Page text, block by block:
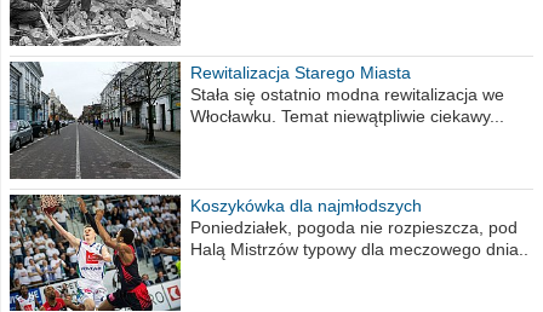
Rewitalizacja Starego Miasta
Stała się ostatnio modna rewitalizacja we
Włocławku. Temat niewątpliwie ciekawy...
Koszykówka dla najmłodszych
Poniedziałek, pogoda nie rozpieszcza, pod
Halą Mistrzów typowy dla meczowego dnia..